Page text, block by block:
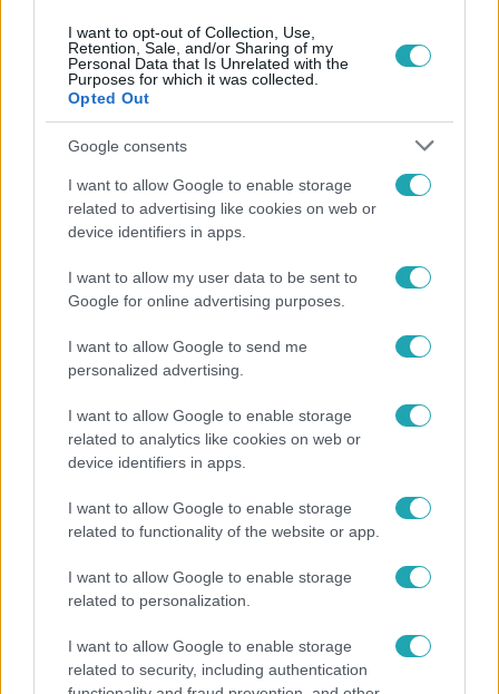
I want to opt-out of Collection, Use,
Retention, Sale, and/or Sharing of my
Personal Data that Is Unrelated with the
Purposes for which it was collected.
Opted Out
Google consents
I want to allow Google to enable storage
related to advertising like cookies on web or
device identifiers in apps.
I want to allow my user data to be sent to
Google for online advertising purposes.
I want to allow Google to send me
personalized advertising.
I want to allow Google to enable storage
related to analytics like cookies on web or
device identifiers in apps.
I want to allow Google to enable storage
related to functionality of the website or app.
I want to allow Google to enable storage
related to personalization.
I want to allow Google to enable storage
related to security, including authentication
A fiataloknak üzent Majka: „Hagyjátok ezt abba,
ez nagyon ciki!”
Az RTL Híradó riportja után renndőrök és
állatmentők hozták ki a magára hagyott kutyát